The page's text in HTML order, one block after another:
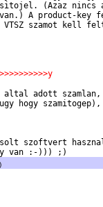
(Azaz nincs
van.) A product-key
VTSZ szamot kell
adott szamlan,
hogy szamitogep),
szoftvert
)